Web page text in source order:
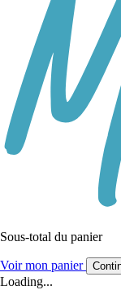
Sous-total du panier
Voir mon panier
Loading...